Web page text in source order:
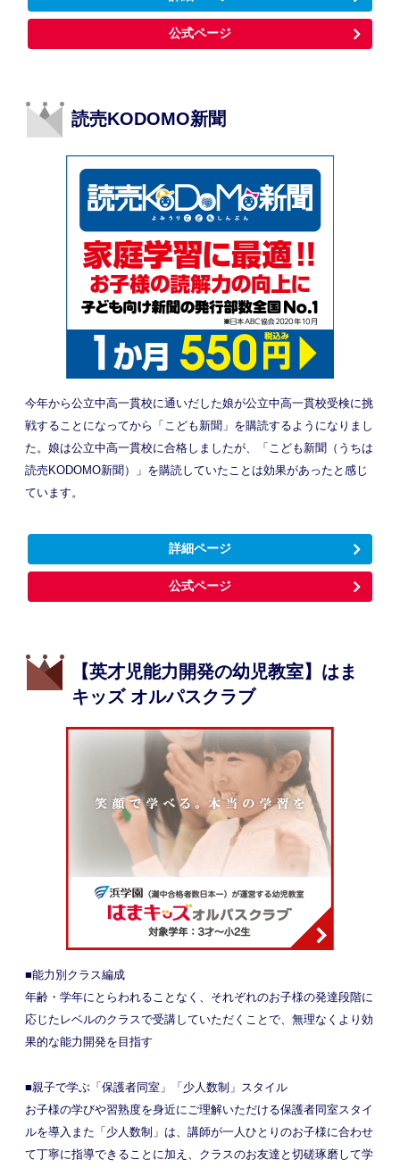
公式ページ
読売KODOMO新聞
今年から公立中高一貫校に通いだした娘が公立中高一貫校受検に挑
戦することになってから「こども新聞」を購読するようになりまし
た。娘は公立中高一貫校に合格しましたが、「こども新聞（うちは
読売KODOMO新聞）」を購読していたことは効果があったと感じ
ています。
詳細ページ
公式ページ
【英才児能力開発の幼児教室】はま
キッズ オルパスクラブ
■能力別クラス編成
年齢・学年にとらわれることなく、それぞれのお子様の発達段階に
応じたレベルのクラスで受講していただくことで、無理なくより効
果的な能力開発を目指す
■親子で学ぶ「保護者同室」「少人数制」スタイル
お子様の学びや習熟度を身近にご理解いただける保護者同室スタイ
ルを導入また「少人数制」は、講師が一人ひとりのお子様に合わせ
て丁寧に指導できることに加え、クラスのお友達と切磋琢磨して学